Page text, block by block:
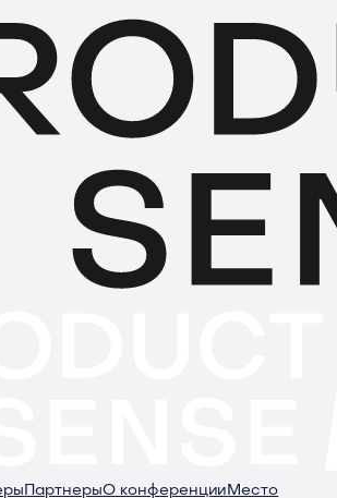
ПартнерыО конференции Место